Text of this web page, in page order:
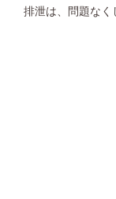
排泄は、問題なく